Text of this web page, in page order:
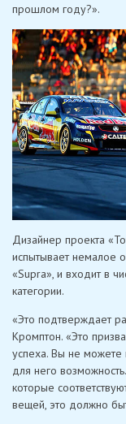
прошлом году?».
Дизайнер проекта
испытывает немалое
«Supra», и входит в
категории.
«Это подтверждает
Кромптон. «Это
успеха. Вы не можете
для него
которые
вещей, это должно